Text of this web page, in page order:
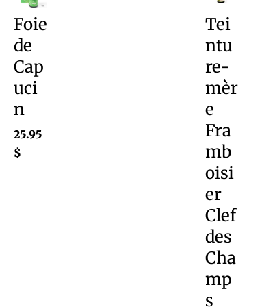
Foie
de
Cap
uci
n
25.95
$
Tei
ntu
re-
mèr
e
Fra
mb
oisi
er
Clef
des
Cha
mp
s